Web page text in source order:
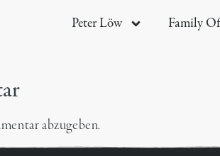
Peter Löw Family
abzugeben.